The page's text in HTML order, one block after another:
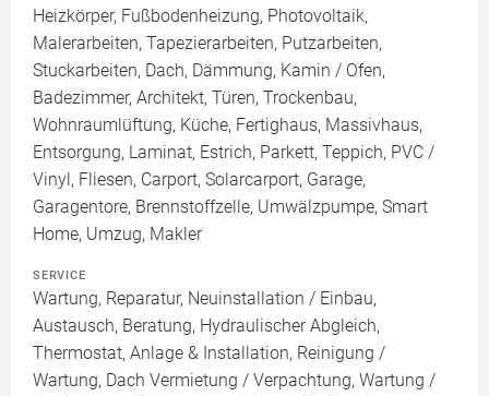
Heizkörper, Fußbodenheizung, Photovoltaik,
Malerarbeiten, Tapezierarbeiten, Putzarbeiten,
Stuckarbeiten, Dach, Dämmung, Kamin / Ofen,
Badezimmer, Architekt, Türen, Trockenbau,
Wohnraumlüftung, Küche, Fertighaus, Massivhaus,
Entsorgung, Laminat, Estrich, Parkett, Teppich, PVC /
Vinyl, Fliesen, Carport, Solarcarport, Garage,
Garagentore, Brennstoffzelle, Umwälzpumpe, Smart
Home, Umzug, Makler
SERVICE
Wartung, Reparatur, Neuinstallation / Einbau,
Austausch, Beratung, Hydraulischer Abgleich,
Thermostat, Anlage & Installation, Reinigung /
Wartung, Dach Vermietung / Verpachtung, Wartung /